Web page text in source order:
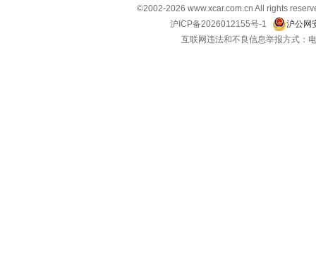
©2002-2026 www.xcar.com.cn All rights
沪ICP备2026012155号-1
沪公网
互联网违法和不良信息举报方式：